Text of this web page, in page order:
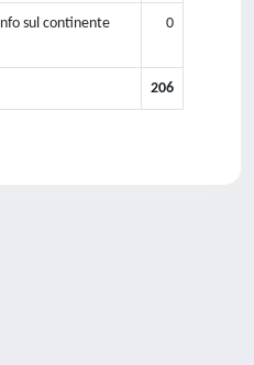
sul continente
0
206